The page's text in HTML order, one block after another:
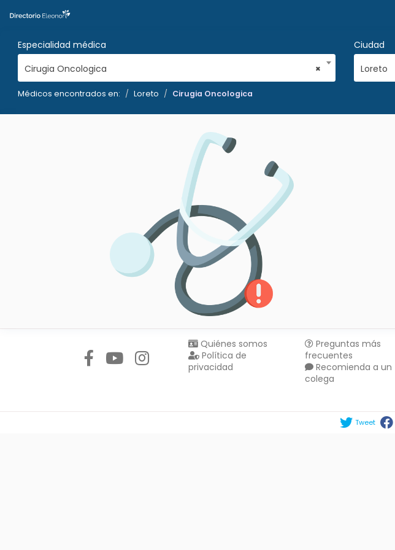
Especialidad médica
×
Cirugia Oncologica
Ciudad
Loreto
Médicos encontrados en: Loreto Cirugia Oncologica
Quiénes somos
Política de
privacidad
Preguntas más
frecuentes
Recomienda a un
colega
Tweet